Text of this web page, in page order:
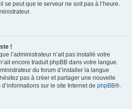
se peut que le serveur ne soit pas à l’heure.
!
l’administrateur n’ait pas installé votre
encore traduit phpBB dans votre langue.
du forum d’installer la langue
pas à créer et partager une nouvelle
sur le site Internet de phpBB®.